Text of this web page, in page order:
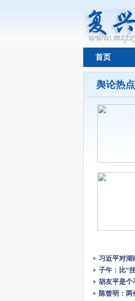
首页
舆论热点
习近平对湖
子午：比“
胡友平是个
陈曾明：两